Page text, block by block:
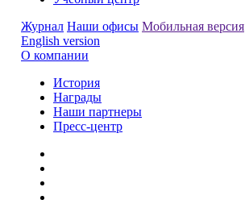
Журнал Наши офисы Мобильная версия
English version
О компании
История
Награды
Наши партнеры
Пресс-центр